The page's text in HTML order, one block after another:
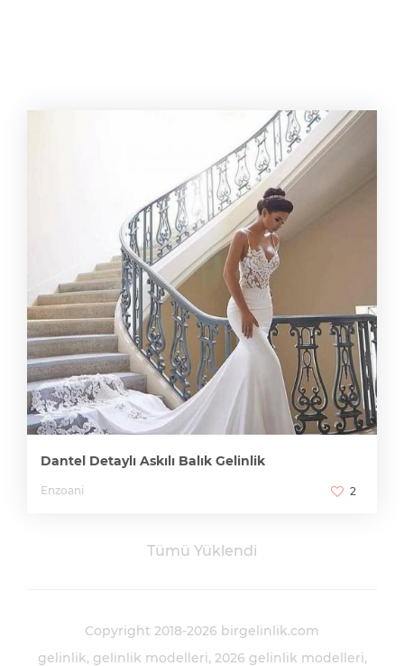
Dantel Detaylı Askılı Balık Gelinlik
Enzoani 2
Tümü Yüklendi
Copyright 2018-2026 birgelinlik.com
gelinlik gelinlik modelleri 2026 gelinlik modelleri